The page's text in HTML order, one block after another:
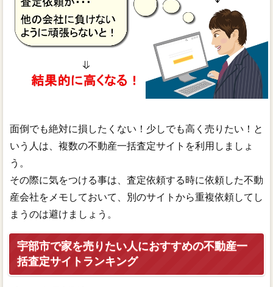
面倒でも絶対に損したくない！少しでも高く売りたい！と
いう人は、複数の不動産一括査定サイトを利用しましょ
う。
その際に気をつける事は、査定依頼する時に依頼した不動
産会社をメモしておいて、別のサイトから重複依頼してし
まうのは避けましょう。
宇部市で家を売りたい人におすすめの不動産一
括査定サイトランキング